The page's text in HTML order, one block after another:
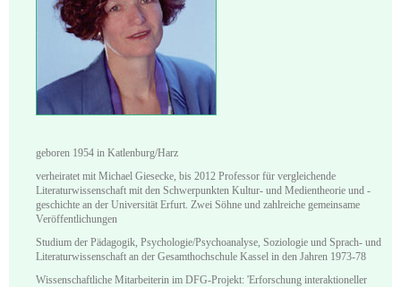
geboren 1954 in Katlenburg/Harz
verheiratet mit Michael Giesecke, bis 2012 Professor für vergleichende
Literaturwissenschaft mit den Schwerpunkten Kultur- und Medientheorie und -
geschichte an der Universität Erfurt. Zwei Söhne und zahlreiche gemeinsame
Veröffentlichungen
Studium der Pädagogik, Psychologie/Psychoanalyse, Soziologie und Sprach- und
Literaturwissenschaft an der Gesamthochschule Kassel in den Jahren 1973-78
Wissenschaftliche Mitarbeiterin im DFG-Projekt: 'Erforschung interaktioneller